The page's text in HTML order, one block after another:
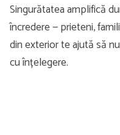
Singurătatea amplifică
încredere — prieteni,
din exterior te ajută să
cu înțelegere.